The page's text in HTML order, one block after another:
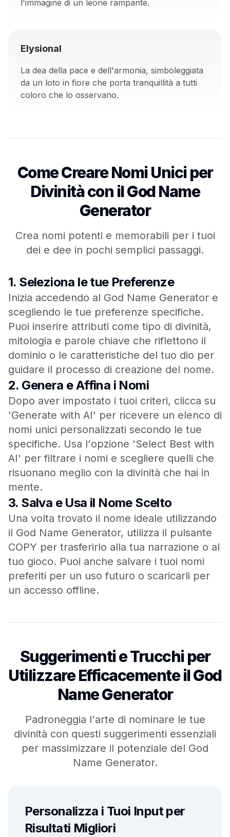
l'immagine di un leone rampante.
Elysional
La dea della pace e dell'armonia, simboleggiata
da un loto in fiore che porta tranquillità a tutti
coloro che lo osservano.
Come Creare Nomi Unici per
Divinità con il God Name
Generator
Crea nomi potenti e memorabili per i tuoi
dei e dee in pochi semplici passaggi.
1. Seleziona le tue Preferenze
Inizia accedendo al God Name Generator e
scegliendo le tue preferenze specifiche.
Puoi inserire attributi come tipo di divinità,
mitologia e parole chiave che riflettono il
dominio o le caratteristiche del tuo dio per
guidare il processo di creazione del nome.
2. Genera e Affina i Nomi
Dopo aver impostato i tuoi criteri, clicca su
'Generate with AI' per ricevere un elenco di
nomi unici personalizzati secondo le tue
specifiche. Usa l'opzione 'Select Best with
AI' per filtrare i nomi e scegliere quelli che
risuonano meglio con la divinità che hai in
mente.
3. Salva e Usa il Nome Scelto
Una volta trovato il nome ideale utilizzando
il God Name Generator, utilizza il pulsante
COPY per trasferirlo alla tua narrazione o al
tuo gioco. Puoi anche salvare i tuoi nomi
preferiti per un uso futuro o scaricarli per
un accesso offline.
Suggerimenti e Trucchi per
Utilizzare Efficacemente il God
Name Generator
Padroneggia l'arte di nominare le tue
divinità con questi suggerimenti essenziali
per massimizzare il potenziale del God
Name Generator.
Personalizza i Tuoi Input per
Risultati Migliori